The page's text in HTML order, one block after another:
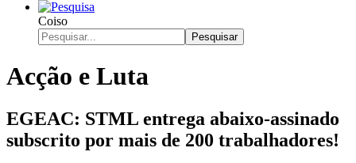
Coiso
Pesquisar
Acção e Luta
EGEAC: STML entrega abaixo-assinado
subscrito por mais de 200 trabalhadores!